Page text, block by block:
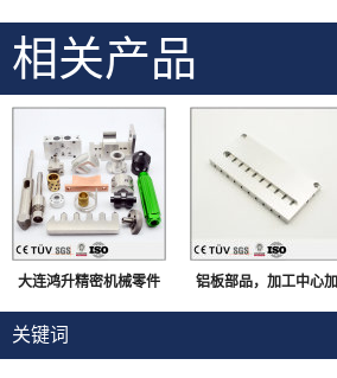
相关产品
大连鸿升精密机械零件 铝板部品，加工中心加
关键词